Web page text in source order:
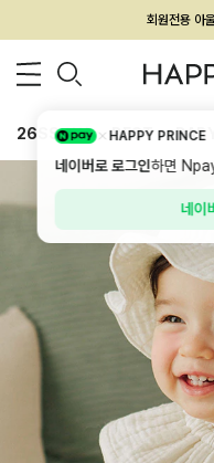
회원전용 아
멤버
26SS 신상 BEST
HAPPY PRINCE
네이버로 로그인하면
네이